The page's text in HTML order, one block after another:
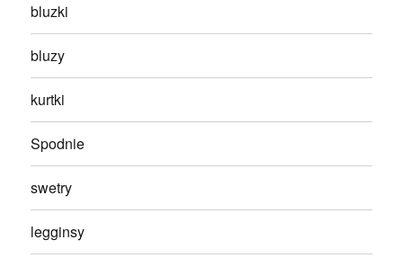
bluzki
bluzy
kurtki
Spodnie
swetry
legginsy